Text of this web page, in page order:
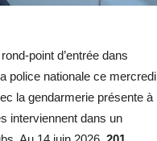
point d’entrée dans
police nationale ce mercredi
la gendarmerie présente à
interviennent dans un